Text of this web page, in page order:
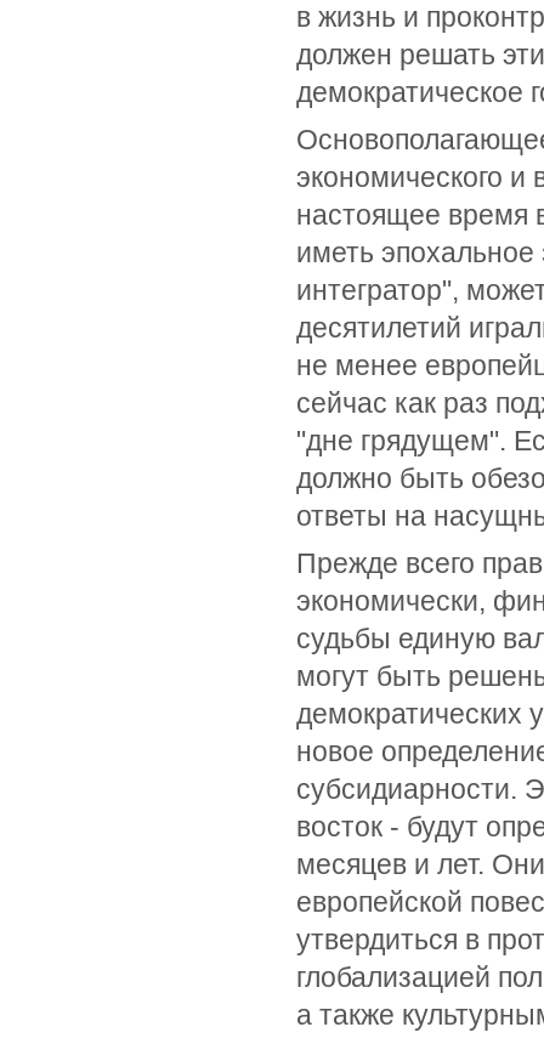
в жизнь и
должен решать
демократическое
экономического и
настоящее время
иметь
интегратор",
десятилетий
не менее
сейчас как раз
"дне грядущем".
должно быть
ответы на
Прежде всего
экономически,
судьбы единую
могут быть
демократических
новое
субсидиарности.
восток - будут
месяцев и лет.
европейской
утвердиться в
глобализацией
а также